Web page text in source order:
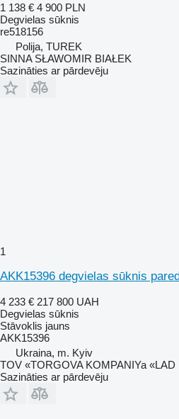
1 138 € 4 900 PLN
Degvielas sūknis
re518156
Polija, TUREK
SINNA SŁAWOMIR BIAŁEK
Sazināties ar pārdevēju
1
AKK15396 degvielas sūknis
4 233 € 217 800 UAH
Degvielas sūknis
Stāvoklis jauns
AKK15396
Ukraina, m. Kyiv
TOV «TORGOVA KOMPANIYa
Sazināties ar pārdevēju